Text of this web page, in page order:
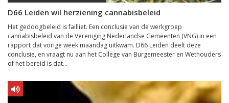
D66 Leiden wil herziening cannabisbeleid
Het gedoogbeleid is failliet. Een conclusie van de werkgroep
cannabisbeleid van de Vereniging Nederlandse Gemeenten (VNG) in een
rapport dat vorige week maandag uitkwam. D66 Leiden deelt deze
conclusie, en vraagt nu aan het College van Burgemeester en Wethouders
of het bereid is dat...